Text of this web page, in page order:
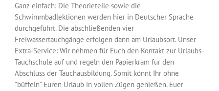
Ganz einfach: Die Theorieteile sowie die
Schwimmbadlektionen werden hier in Deutscher Sprache
durchgeführt. Die abschließenden vier
Freiwassertauchgänge erfolgen dann am Urlaubsort. Unser
Extra-Service: Wir nehmen für Euch den Kontakt zur Urlaubs-
Tauchschule auf und regeln den Papierkram für den
Abschluss der Tauchausbildung. Somit könnt Ihr ohne
"büffeln" Euren Urlaub in vollen Zügen genießen. Euer